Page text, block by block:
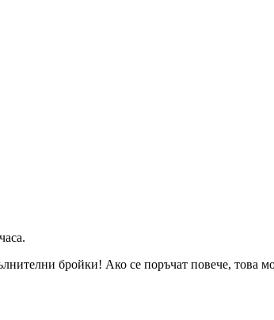
.
бройки! Ако се поръчат повече, това